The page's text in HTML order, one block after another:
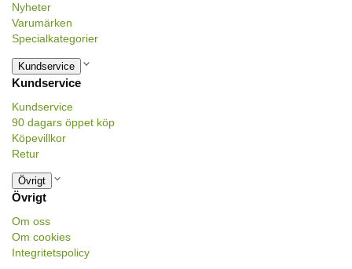
Nyheter
Varumärken
Specialkategorier
Kundservice
Kundservice
Kundservice
90 dagars öppet köp
Köpevillkor
Retur
Övrigt
Övrigt
Om oss
Om cookies
Integritetspolicy